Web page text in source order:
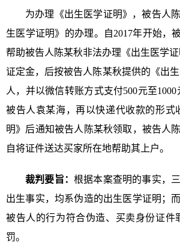
为办理《出生医学证明》，被告人
生医学证明》的办理。自2017年开始
帮助被告人陈某秋非法办理《出生医学
证定金，后按被告人陈某秋提供的《出
人，并以微信转账方式支付500元至
被告人袁某海，再以快递代收款的形
明》后通知被告人陈某秋领取，被告人
自将证件送达买家所在地帮助其上户。
裁判要旨：根据本案查明的事实，
出生事实，均系伪造的出生医学证明；
被告人的行为符合伪造、买卖身份证
罚。